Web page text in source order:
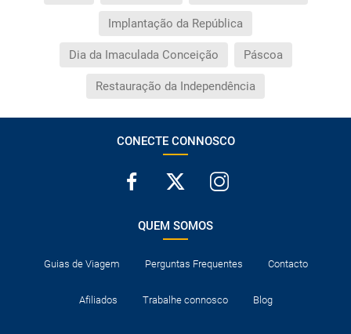
Implantação da República
Dia da Imaculada Conceição Páscoa
Restauração da Independência
CONECTE CONNOSCO
QUEM SOMOS
Guias de Viagem Perguntas Frequentes Contacto
Afiliados Trabalhe connosco Blog